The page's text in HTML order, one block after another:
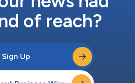
of reach?
Sign Up